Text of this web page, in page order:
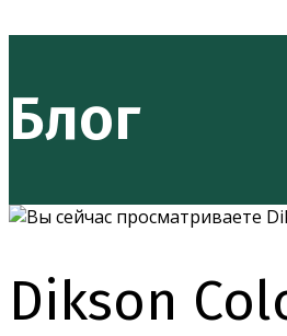
ПО
ВЕБ-
Блог
Dikson